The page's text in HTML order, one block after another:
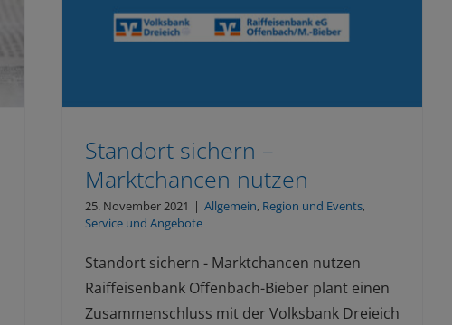
Standort sichern –
Marktchancen nutzen
25. November 2021 | Allgemein, Region und Events,
Service und Angebote
Standort sichern - Marktchancen nutzen
Raiffeisenbank Offenbach-Bieber plant einen
Zusammenschluss mit der Volksbank Dreieich